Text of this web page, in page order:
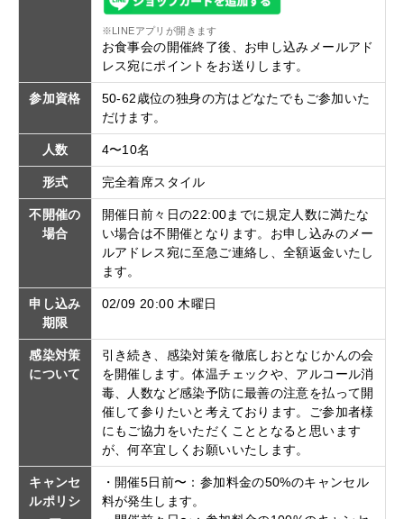
※LINEアプリが開きます
お食事会の開催終了後、お申し込みメールアド
レス宛にポイントをお送りします。
参加資格
50-62歳位の独身の方はどなたでもご参加いた
だけます。
人数 4〜10名
形式 完全着席スタイル
不開催の
場合
開催日前々日の22:00までに規定人数に満たな
い場合は不開催となります。お申し込みのメー
ルアドレス宛に至急ご連絡し、全額返金いたし
ます。
申し込み
期限
02/09 20:00 木曜日
感染対策
について
引き続き、感染対策を徹底しおとなじかんの会
を開催します。体温チェックや、アルコール消
毒、人数など感染予防に最善の注意を払って開
催して参りたいと考えております。ご参加者様
にもご協力をいただくこととなると思います
が、何卒宜しくお願いいたします。
キャンセ
ルポリシ
・開催5日前〜：参加料金の50%のキャンセル
料が発生します。